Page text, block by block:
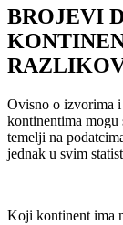
BROJEVI
Ovisno o izvorima
kontinentima
temelji na
jednak u svim
Koji kontinent ima